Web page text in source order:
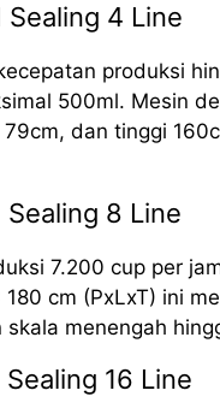
4 Line
produksi
500ml. Mesin
dan tinggi
8 Line
7.200 cup per
cm (PxLxT) ini
menengah
16 Line